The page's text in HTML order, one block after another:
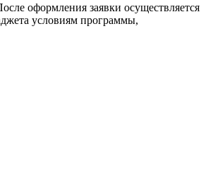
оформления заявки осуществляется
условиям программы,